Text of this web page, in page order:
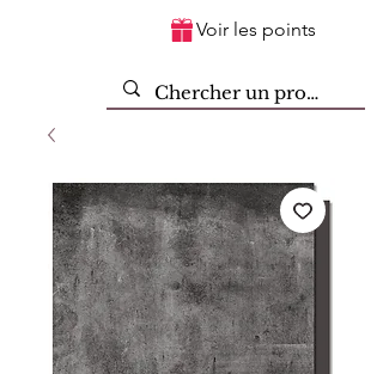
Voir les points